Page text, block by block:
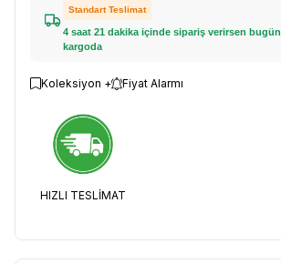
Standart Teslimat
4 saat 21 dakika içinde sipariş verirsen bugün
kargoda
Koleksiyon + Fiyat Alarmı
HIZLI TESLİMAT